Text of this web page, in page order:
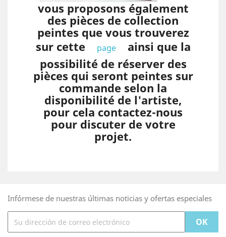
vous proposons également
des pièces de collection
peintes que vous trouverez
sur cette
page
ainsi que la
possibilité de réserver des
pièces qui seront peintes sur
commande selon la
disponibilité de l'artiste,
pour cela contactez-nous
pour discuter de votre
projet.
Infórmese de nuestras últimas noticias y ofertas especiales